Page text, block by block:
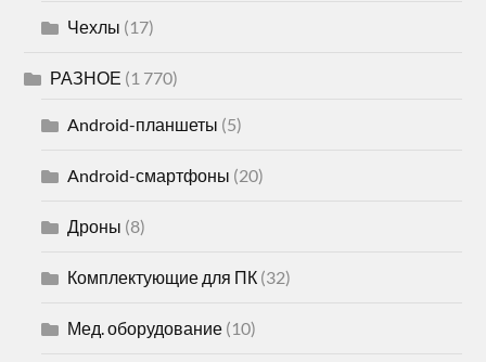
Чехлы (17)
РАЗНОЕ (1 770)
Android-планшеты (5)
Android-смартфоны (20)
Дроны (8)
Комплектующие для ПК (32)
Мед. оборудование (10)